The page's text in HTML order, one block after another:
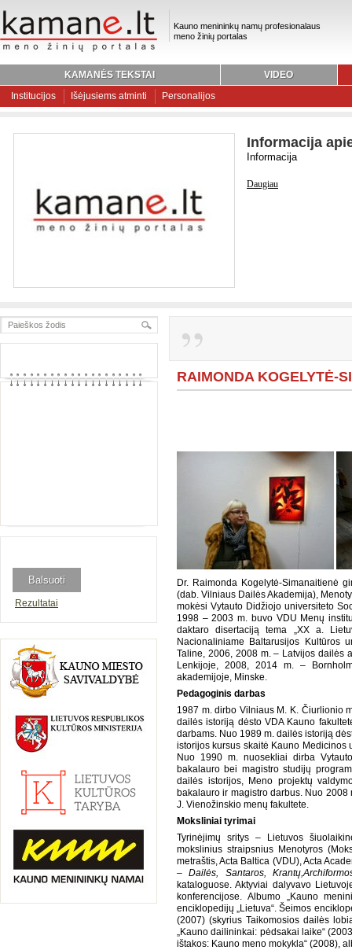
Kauno menininkų namų profesionalaus
meno žinių portalas
KAMANĖS TEKSTAI
VIDEO
Institucijos
Išėjusiems atminti Personalijos
Informacija
Informacija
Daugiau
Rezultatai
RAIMONDA KOGELYTĖ-
Dr. Raimonda Kogelytė-Simanaitienė
(dab. Vilniaus Dailės Akademija),
mokėsi Vytauto Didžiojo universiteto
1998 – 2003 m. buvo VDU Menų
daktaro disertaciją tema „XX a.
Nacionaliniame Baltarusijos Kultūros
Taline, 2006, 2008 m. – Latvijos dailės
Lenkijoje, 2008, 2014 m. –
akademijoje, Minske.
Pedagoginis darbas
1987 m. dirbo Vilniaus M. K. Čiurlionio
dailės istoriją dėsto VDA Kauno
darbams. Nuo 1989 m. dailės istoriją
istorijos kursus skaitė Kauno
Nuo 1990 m. nuosekliai dirba
bakalauro bei magistro studijų
dailės istorijos, Meno projektų
bakalauro ir magistro darbus. Nuo
J. Vienožinskio menų fakultete.
Moksliniai tyrimai
Tyrinėjimų sritys – Lietuvos
mokslinius straipsnius Menotyros
metraštis, Acta Baltica (VDU), Acta
–Dailės, Santaros, Krantų,
kataloguose. Aktyviai dalyvavo
konferencijose. Albumo „Kauno
enciklopedijų „Lietuva“. Šeimos
(2007) (skyrius Taikomosios dailės
„Kauno dailininkai: pėdsakai laike“
ištakos: Kauno meno mokykla“ (2008),